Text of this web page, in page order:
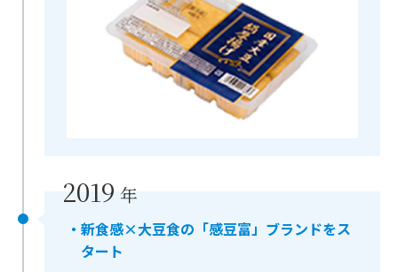
2019 年
・新食感×大豆食の「感豆富」ブランドをス
タート